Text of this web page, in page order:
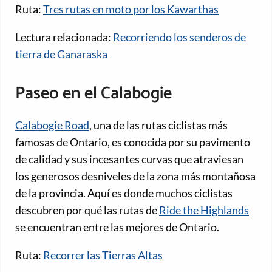
Ruta:Tres rutas en moto por los Kawarthas
Lectura relacionada: Recorriendo los senderos de
tierra de Ganaraska
Paseo en el Calabogie
Calabogie Road, una de las rutas ciclistas más
famosas de Ontario, es conocida por su pavimento
de calidad y sus incesantes curvas que atraviesan
los generosos desniveles de la zona más montañosa
de la provincia. Aquí es donde muchos ciclistas
descubren por qué las rutas deRide the Highlands
se encuentran entre las mejores de Ontario.
Ruta: Recorrer las Tierras Altas